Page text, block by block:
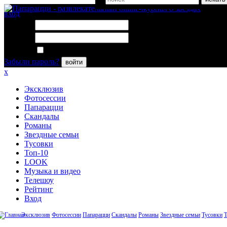
вход
Забыли пароль?
войти
x
Эксклюзив
Фотосессии
Папарацци
Скандалы
Романы
Звездные семьи
Тусовки
Топ-10
LOOK
Музыка и видео
Телешоу
Рейтинг
Вход
Эксклюзив Фотосессии Папарацци Скандалы Романы Звездные семьи Тусовки